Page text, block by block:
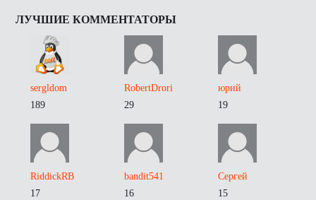
ЛУЧШИЕ КОММЕНТАТОРЫ
sergldom
189
RobertDrori
29
юрий
19
RiddickRB
17
bandit541
16
Сергей
15